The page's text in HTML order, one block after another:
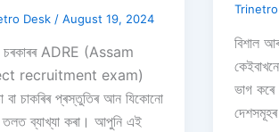
Desk / August 19, 2024
ADRE (Assam
recruitment exam)
বা চাকৰিৰ প্ৰস্তুতিৰ আন যিকোনো
তলত ব্যাখ্যা কৰা। আপুনি এই
বিশাল
ভাগ
দেশসমূহৰ